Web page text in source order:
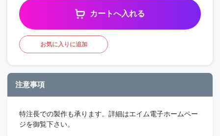
カートへ入れる
お気に入りに追加
注意事項
特注長での製作も承ります。詳細はエイム電子ホームペー
ジを御覧下さい。